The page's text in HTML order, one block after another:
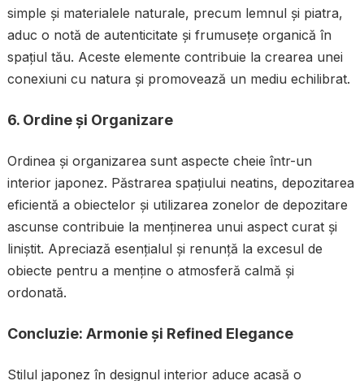
simple și materialele naturale, precum lemnul și piatra,
aduc o notă de autenticitate și frumusețe organică în
spațiul tău. Aceste elemente contribuie la crearea unei
conexiuni cu natura și promovează un mediu echilibrat.
6. Ordine și Organizare
Ordinea și organizarea sunt aspecte cheie într-un
interior japonez. Păstrarea spațiului neatins, depozitarea
eficientă a obiectelor și utilizarea zonelor de depozitare
ascunse contribuie la menținerea unui aspect curat și
liniștit. Apreciază esențialul și renunță la excesul de
obiecte pentru a menține o atmosferă calmă și
ordonată.
Concluzie: Armonie și Refined Elegance
Stilul japonez în designul interior aduce acasă o